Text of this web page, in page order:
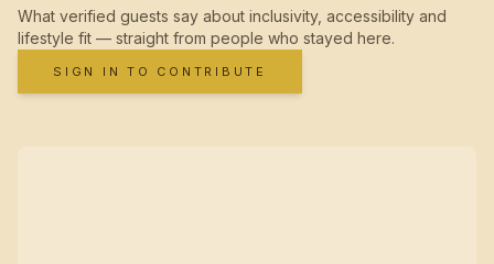
What verified guests say about inclusivity, accessibility and
lifestyle fit — straight from people who stayed here.
SIGN IN TO CONTRIBUTE